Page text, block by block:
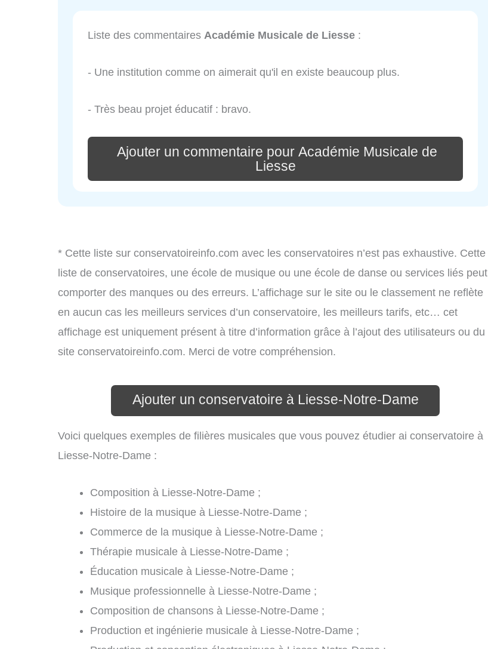
Liste des commentaires Académie Musicale de Liesse :
- Une institution comme on aimerait qu'il en existe beaucoup plus.
- Très beau projet éducatif : bravo.
Ajouter un commentaire pour Académie Musicale de
Liesse
* Cette liste sur conservatoireinfo.com avec les conservatoires n’est pas exhaustive. Cette
liste de conservatoires, une école de musique ou une école de danse ou services liés peut
comporter des manques ou des erreurs. L’affichage sur le site ou le classement ne reflète
en aucun cas les meilleurs services d’un conservatoire, les meilleurs tarifs, etc… cet
affichage est uniquement présent à titre d’information grâce à l’ajout des utilisateurs ou du
site conservatoireinfo.com. Merci de votre compréhension.
Ajouter un conservatoire à Liesse-Notre-Dame
Voici quelques exemples de filières musicales que vous pouvez étudier ai conservatoire à
Liesse-Notre-Dame :
Composition à Liesse-Notre-Dame ;
Histoire de la musique à Liesse-Notre-Dame ;
Commerce de la musique à Liesse-Notre-Dame ;
Thérapie musicale à Liesse-Notre-Dame ;
Éducation musicale à Liesse-Notre-Dame ;
Musique professionnelle à Liesse-Notre-Dame ;
Composition de chansons à Liesse-Notre-Dame ;
Production et ingénierie musicale à Liesse-Notre-Dame ;